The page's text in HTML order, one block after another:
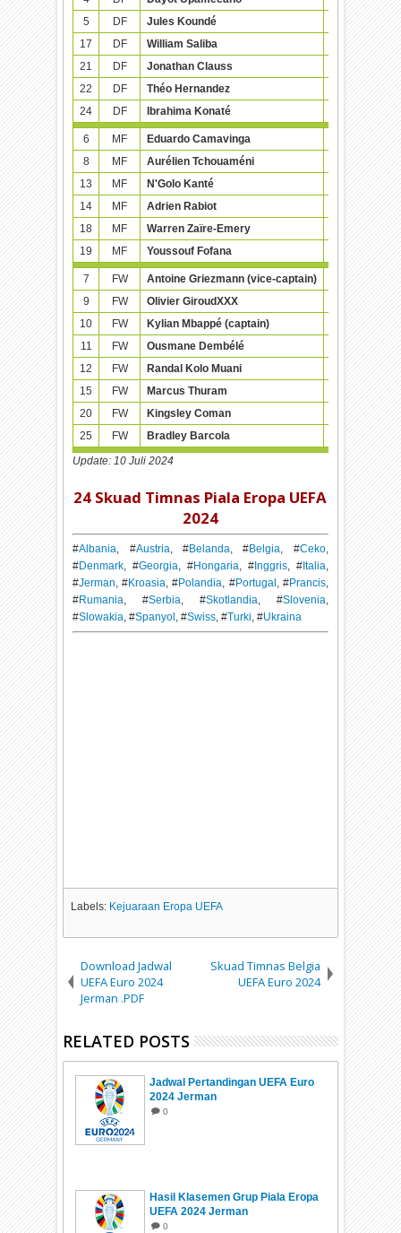
5
DF Jules Koundé
12-11-1998
17
DF William Saliba
24-03-2001
21
DF Jonathan Clauss
25-09-1992
22
DF Théo Hernandez
06-10-1997
24
DF Ibrahima Konaté 25-05-1999
6 MF Eduardo Camavinga
10-11-2002
8
MF Aurélien Tchouaméni
27-01-2000
13
MF N'Golo Kanté
29-03-1991
14
MF Adrien Rabiot
03-04-1995
18
MF Warren Zaïre-Emery
08-03-2006
19
MF Youssouf Fofana 10-01-1999
7 FW Antoine Griezmann (vice-captain)
21-03-1991
9
FW Olivier GiroudXXX
30-09-1986
10
FW Kylian Mbappé (captain)
20-12-1998
11
FW Ousmane Dembélé
15-05-1997
12
FW Randal Kolo Muani
05-12-1998
15
FW Marcus Thuram
06-08-1997
20
FW Kingsley Coman
13-06-1996
25
FW Bradley Barcola
02-09-2002
Update: 10 Juli 2024
24 Skuad Timnas Piala Eropa UEFA
2024
#Albania , #Austria , #Belanda , #Belgia , #Ceko,
#Denmark , #Georgia , #Hongaria , #Inggris, #Italia
#Jerman , #Kroasia , #Polandia , #Portugal , #Prancis,
#Rumania , #Serbia , #Skotlandia , #Slovenia
#Slowakia , #Spanyol , #Swiss , #Turki , #Ukraina
Labels: Kejuaraan Eropa UEFA
Download Jadwal
UEFA Euro 2024
Jerman .PDF
Skuad Timnas Belgia
UEFA Euro 2024
RELATED POSTS
Jadwal Pertandingan UEFA Euro
2024 Jerman
0
Hasil Klasemen Grup Piala Eropa
UEFA 2024 Jerman
0